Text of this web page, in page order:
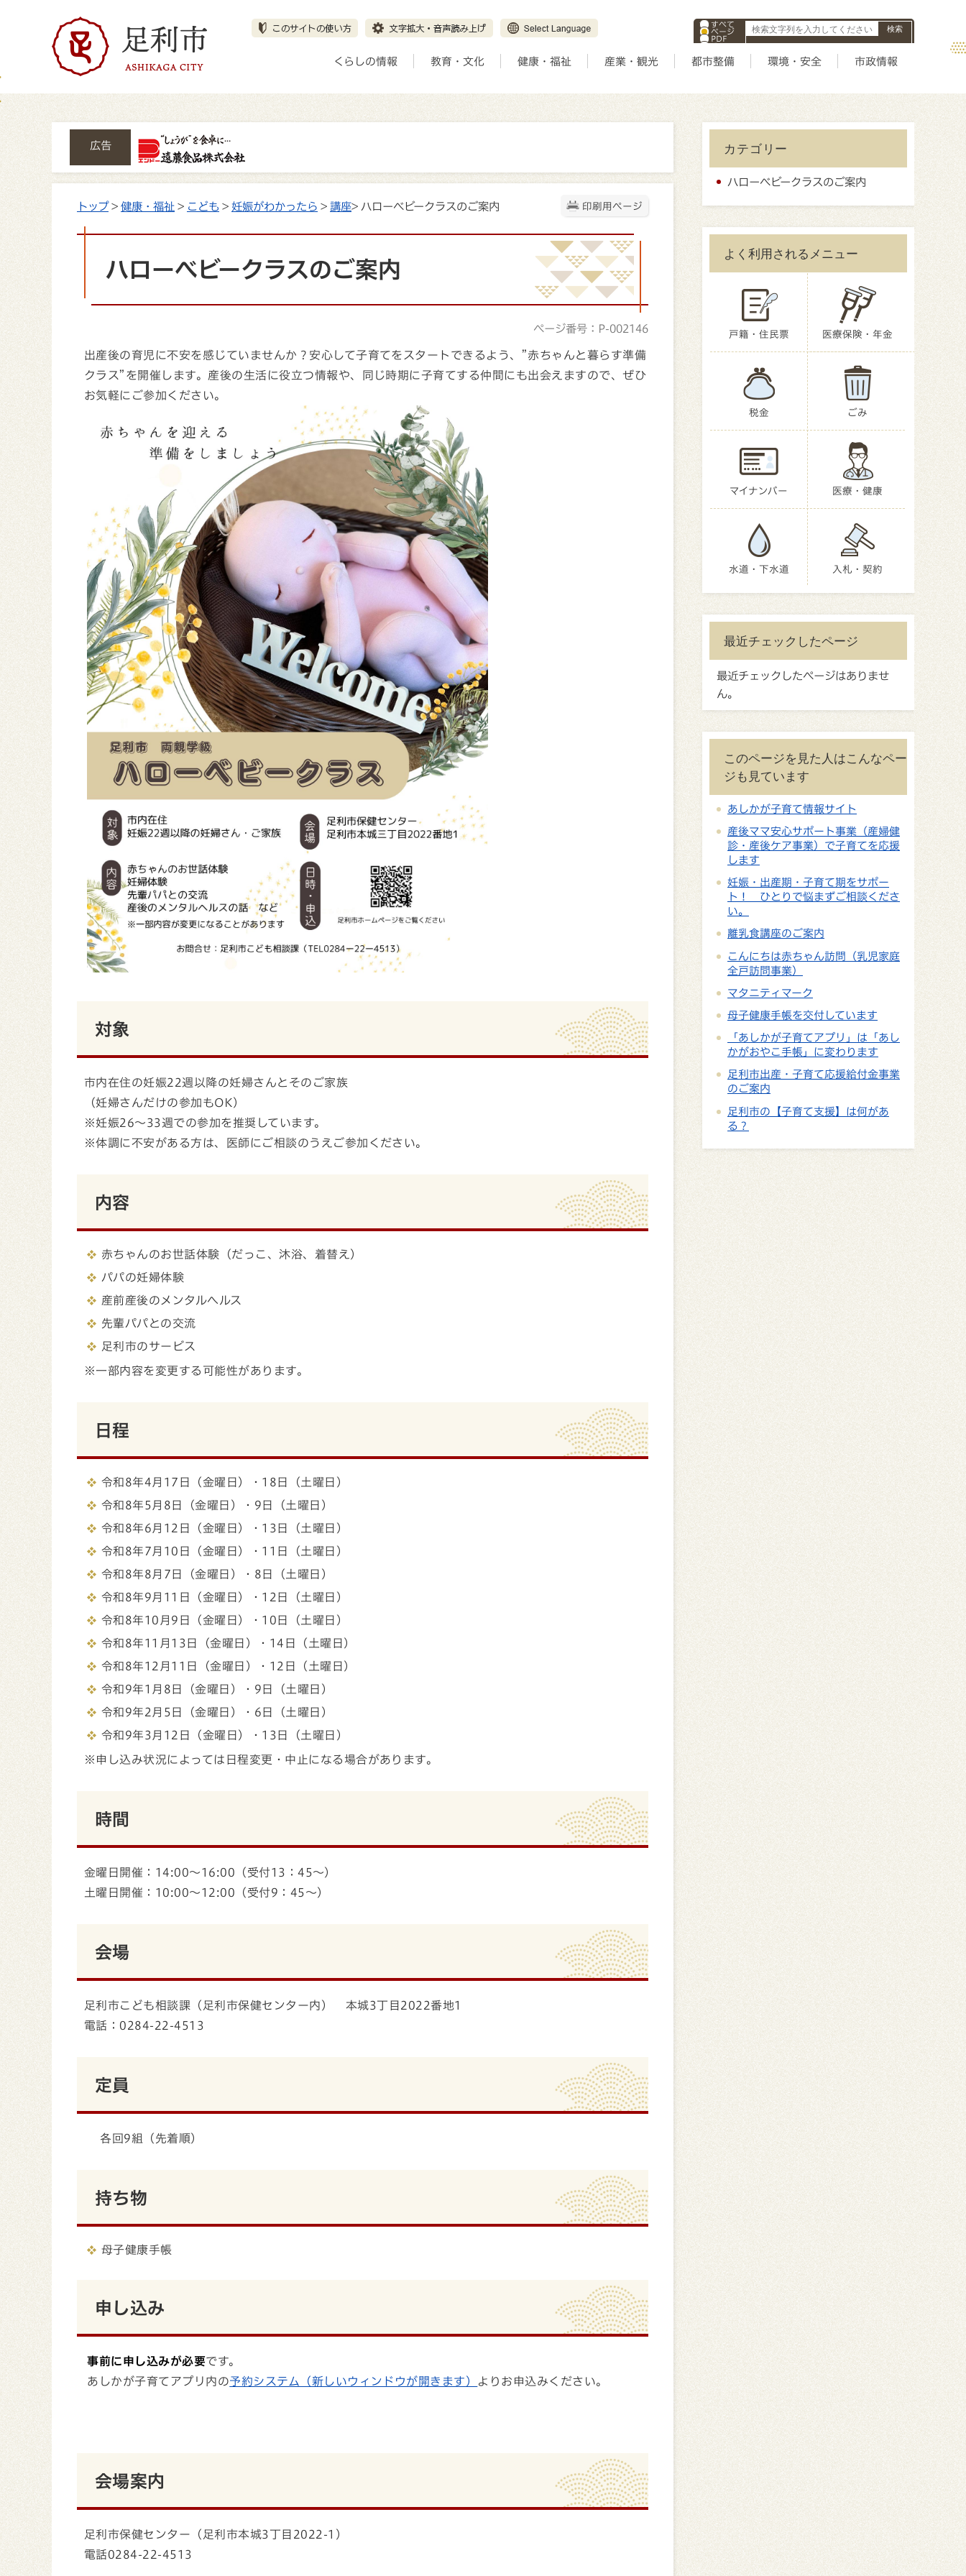
すべて
ページ
PDF
ID
くらしの情報 教育・文化 健康・福祉 産業・観光 都市整備 環境・安全 市政情報
広告
印刷用ページ
トップ> 健康・福祉 > こども > 妊娠がわかったら > 講座> ハローベビークラスのご案内
ハローベビークラスのご案内
ページ番号：P-002146
出産後の育児に不安を感じていませんか？安心して子育てをスタートできるよう、”赤ちゃんと暮らす準備
クラス”を開催します。産後の生活に役立つ情報や、同じ時期に子育てする仲間にも出会えますので、ぜひ
お気軽にご参加ください。
対象
市内在住の妊娠22週以降の妊婦さんとそのご家族
（妊婦さんだけの参加もOK）
※妊娠26～33週での参加を推奨しています。
※体調に不安がある方は、医師にご相談のうえご参加ください。
内容
赤ちゃんのお世話体験（だっこ、沐浴、着替え）
パパの妊婦体験
産前産後のメンタルヘルス
先輩パパとの交流
足利市のサービス
※一部内容を変更する可能性があります。
日程
令和8年4月17日（金曜日）・18日（土曜日）
令和8年5月8日（金曜日）・9日（土曜日）
令和8年6月12日（金曜日）・13日（土曜日）
令和8年7月10日（金曜日）・11日（土曜日）
令和8年8月7日（金曜日）・8日（土曜日）
令和8年9月11日（金曜日）・12日（土曜日）
令和8年10月9日（金曜日）・10日（土曜日）
令和8年11月13日（金曜日）・14日（土曜日）
令和8年12月11日（金曜日）・12日（土曜日）
令和9年1月8日（金曜日）・9日（土曜日）
令和9年2月5日（金曜日）・6日（土曜日）
令和9年3月12日（金曜日）・13日（土曜日）
※申し込み状況によっては日程変更・中止になる場合があります。
時間
金曜日開催：14:00～16:00（受付13：45～）
土曜日開催：10:00～12:00（受付9：45～）
会場
足利市こども相談課（足利市保健センター内） 本城3丁目2022番地1
電話：0284-22-4513
定員
各回9組（先着順）
持ち物
母子健康手帳
申し込み
事前に申し込みが必要です。
あしかが子育てアプリ内の予約システム（新しいウィンドウが開きます） よりお申込みください。
会場案内
足利市保健センター（足利市本城3丁目2022-1）
電話0284-22-4513
カテゴリー
ハローベビークラスのご案内
よく利用されるメニュー
戸籍・住民票 医療保険・年金
税金 ごみ
マイナンバー 医療・健康
水道・下水道 入札・契約
最近チェックしたページ
最近チェックしたページはありませ
ん。
このページを見た人はこんなペー
ジも見ています
あしかが子育て情報サイト
産後ママ安心サポート事業（産婦健
診・産後ケア事業）で子育てを応援
します
妊娠・出産期・子育て期をサポー
ト！ ひとりで悩まずご相談くださ
い。
離乳食講座のご案内
こんにちは赤ちゃん訪問（乳児家庭
全戸訪問事業）
マタニティマーク
母子健康手帳を交付しています
「あしかが子育てアプリ」は「あし
かがおやこ手帳」に変わります
足利市出産・子育て応援給付金事業
のご案内
足利市の【子育て支援】は何があ
る？